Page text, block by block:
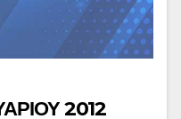
2012